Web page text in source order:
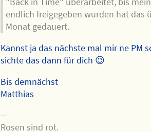
endlich freigegeben wurden hat das
Monat gedauert.
Kannst ja das nächste mal mir ne PM
sichte das dann für dich 😉
Bis demnächst
Matthias
--
Rosen sind rot.